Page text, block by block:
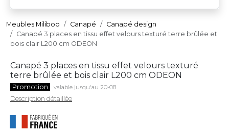
Meubles Miliboo Canapé
Canapé design
Canapé 3 places en tissu effet velours texturé terre brûlée et
bois clair L200 cm ODEON
Canapé 3 places en tissu effet velours texturé
terre brûlée et bois clair L200 cm ODEON
Promotion valable jusqu'au 20-08
Description détaillée